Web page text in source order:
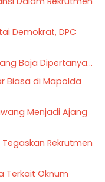
Demokrat, DPC
Baja Dipertanya...
Biasa di Mapolda
Menjadi Ajang
Rekrutmen
Terkait Oknum